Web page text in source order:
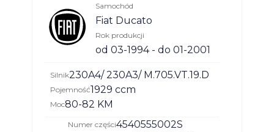
Samochód
Fiat Ducato
Rok produkcji
od 03-1994 - do 01-2001
Silnik230A4/ 230A3/ M.705.VT.19.D
Pojemność1929 ccm
Moc80-82 KM
Numer części4540555002S